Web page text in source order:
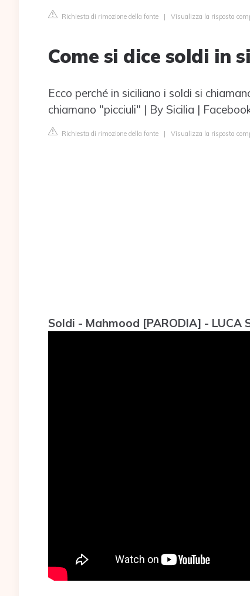
Richiesta di rimozione della fonte | Visualizza la risposta
Come si dice soldi in
Ecco perché in siciliano i soldi si
chiamano "picciuli" | By Sicilia |
Richiesta di rimozione della fonte | Visualizza la risposta
Soldi - Mahmood [PARODIA] - LUCA